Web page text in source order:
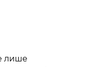
лише